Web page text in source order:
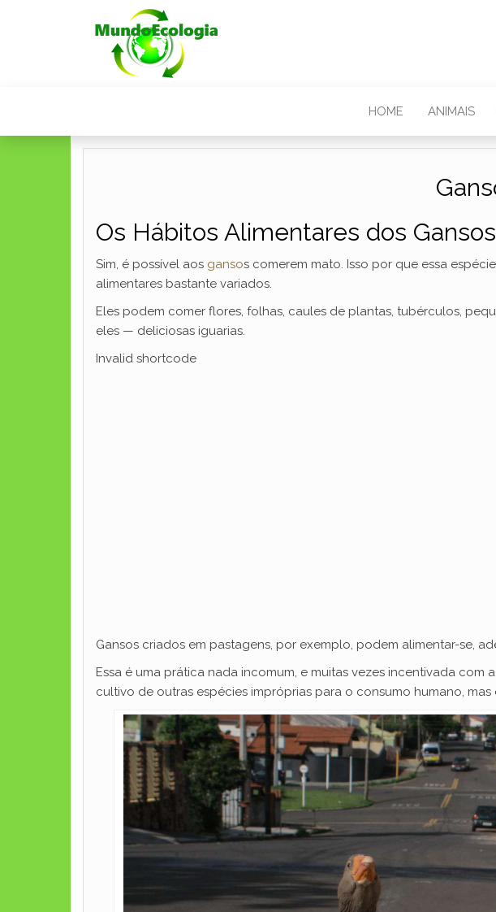
HOME ANIMAIS
Os Hábitos Alimentares dos Gansos
Sim, é possível aos gansos comerem mato. Isso por que essa
alimentares bastante variados.
Eles podem comer flores, folhas, caules de plantas, tubérculos,
eles — deliciosas iguarias.
Invalid shortcode
Gansos criados em pastagens, por exemplo, podem alimentar-se,
Essa é uma prática nada incomum, e muitas vezes incentivada
cultivo de outras espécies impróprias para o consumo humano,